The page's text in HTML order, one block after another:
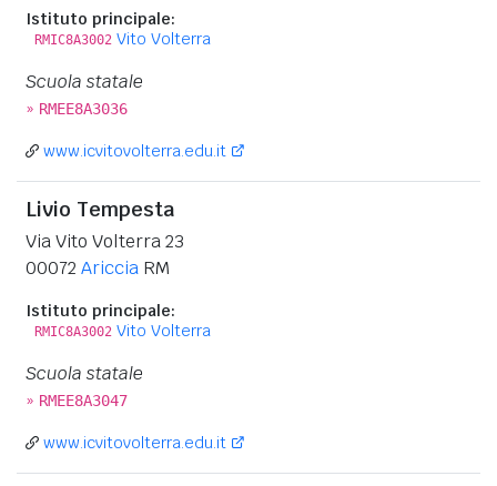
Istituto principale:
RMIC8A3002 Vito Volterra
Scuola statale
» RMEE8A3036
www.icvitovolterra.edu.it
Livio Tempesta
Via Vito Volterra 23
00072 Ariccia RM
Istituto principale:
RMIC8A3002 Vito Volterra
Scuola statale
» RMEE8A3047
www.icvitovolterra.edu.it